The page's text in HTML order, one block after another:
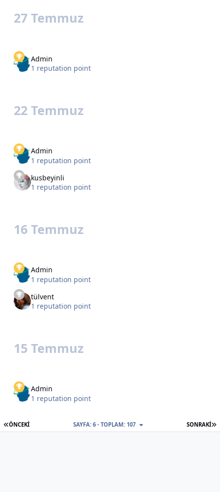
27 Temmuz
Admin
1 reputation point
22 Temmuz
Admin
1 reputation point
kusbeyinli
1 reputation point
16 Temmuz
Admin
1 reputation point
tülvent
1 reputation point
15 Temmuz
Admin
1 reputation point
İLK SAYFA
ÖNCEKI SONRAKI
SAYFA: 6 - TOPLAM: 107